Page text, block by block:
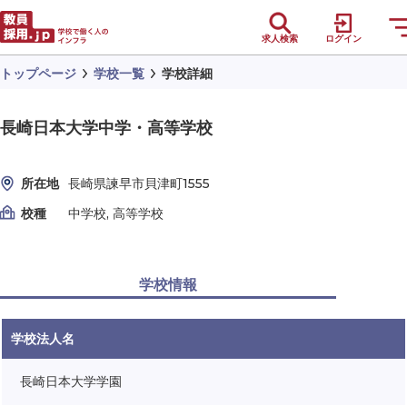
求人検索 ログイン
トップページ 学校一覧 学校詳細
長崎日本大学中学・高等学校
所在地 長崎県諫早市貝津町1555
校種
中学校, 高等学校
学校情報
学校法人名
長崎日本大学学園